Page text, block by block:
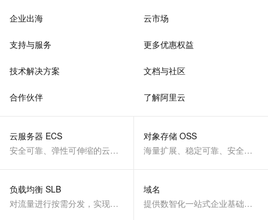
企业出海 云市场
支持与服务 更多优惠权益
技术解决方案 文档与社区
合作伙伴 了解阿里云
云服务器 ECS
安全可靠、弹性可伸缩的云计算服务
对象存储 OSS
海量扩展、稳定可靠、安全、低成本、智能
负载均衡 SLB
对流量进行按需分发，实现应用高可用
域名
提供数智化一站式企业基础服务